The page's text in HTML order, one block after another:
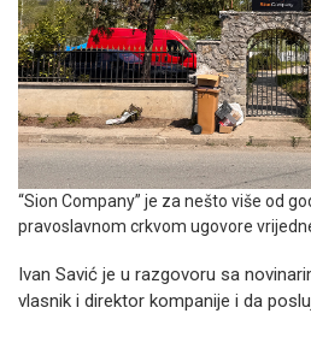
“Sion Company” je za nešto više od
pravoslavnom crkvom ugovore
Ivan Savić je u razgovoru sa
vlasnik i direktor kompanije i da